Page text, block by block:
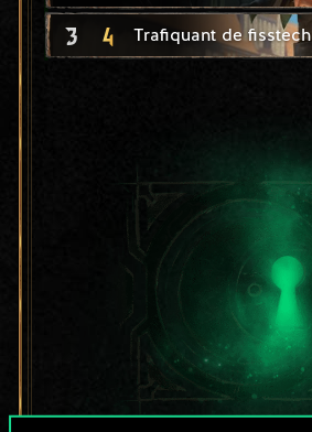
3 4 Trafiquant de fisstech